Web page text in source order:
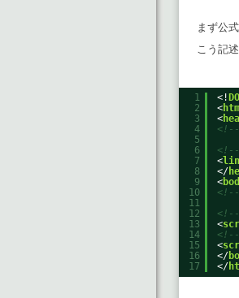
まず公
こう記
1
2
3
4
5
6
7
8
9
10
11
12
13
14
15
16
17
<!
<
<
<!--
<
</
<
<
<
</
</